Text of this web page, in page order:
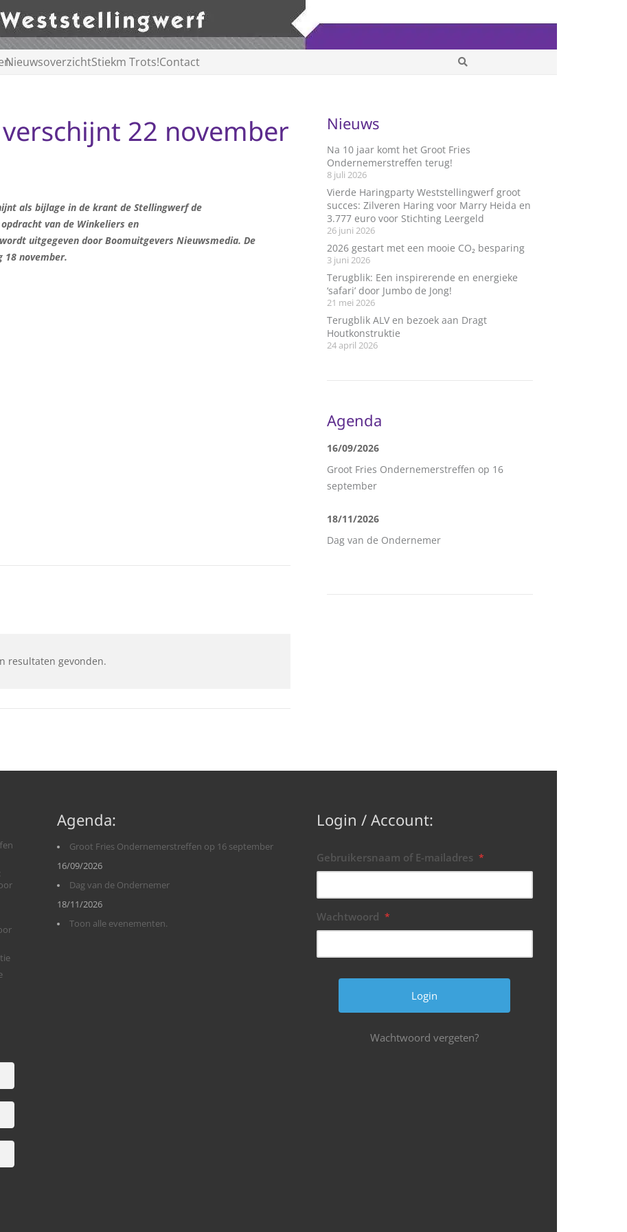
NieuwsoverzichtStiekm Trots!Contact
22 november
als bijlage in de krant de Stellingwerf de
van de Winkeliers en
uitgegeven door Boomuitgevers Nieuwsmedia. De
18 november.
resultaten gevonden.
Nieuws
Na 10 jaar komt het Groot Fries
Ondernemerstreffen terug!
8 juli 2026
Vierde Haringparty Weststellingwerf groot
succes: Zilveren Haring voor Marry Heida en
3.777 euro voor Stichting Leergeld
26 juni 2026
2026 gestart met een mooie CO₂ besparing
3 juni 2026
Terugblik: Een inspirerende en energieke
‘safari’ door Jumbo de Jong!
21 mei 2026
Terugblik ALV en bezoek aan Dragt
Houtkonstruktie
24 april 2026
Agenda
16/09/2026
Groot Fries Ondernemerstreffen op 16
september
18/11/2026
Dag van de Ondernemer
Agenda:
Groot Fries Ondernemerstreffen op 16 september
16/09/2026
Dag van de Ondernemer
18/11/2026
Toon alle evenementen.
Login / Account:
Gebruikersnaam of E-mailadres *
Wachtwoord *
Wachtwoord vergeten?